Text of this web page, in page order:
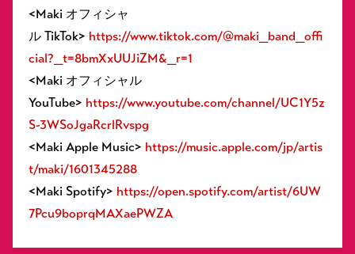
<Maki オフィシャ
ル TikTok> https://www.tiktok.com/@maki_band_offi
cial?_t=8bmXxUUJiZM&_r=1
<Maki オフィシャル
YouTube> https://www.youtube.com/channel/UC1Y5z
S-3WSoJgaRcrlRvspg
<Maki Apple Music> https://music.apple.com/jp/artis
t/maki/1601345288
<Maki Spotify> https://open.spotify.com/artist/6UW
7Pcu9boprqMAXaePWZA